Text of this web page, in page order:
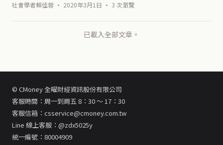
社會學者賴佳蓉 · 2020年3月1日 · 3 次瀏覽
已載入全部文章。
© CMoney 全曜財經資訊股份有限公司
客服時間：周一到周五 8：30 ～ 17：30
客服信箱：csservice@cmoney.com.tw
Line 線上客服：@zdx5025y
統一編號：80004909